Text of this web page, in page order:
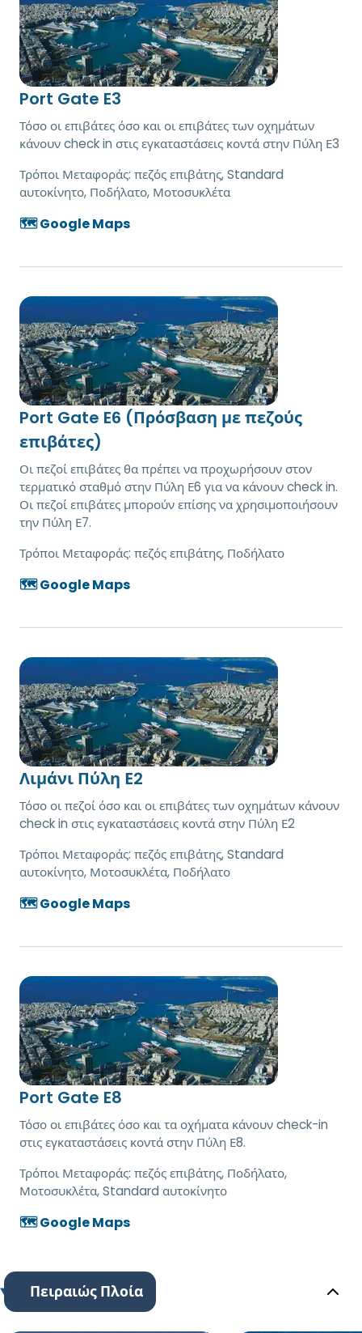
Port Gate E3
Τόσο οι επιβάτες όσο και οι επιβάτες των οχημάτων
κάνουν check in στις εγκαταστάσεις κοντά στην Πύλη Ε3
Τρόποι Μεταφοράς: πεζός επιβάτης, Standard
αυτοκίνητο, Ποδήλατο, Μοτοσυκλέτα
🗺️ Google Maps
Port Gate E6 (Πρόσβαση με πεζούς
επιβάτες)
Οι πεζοί επιβάτες θα πρέπει να προχωρήσουν στον
τερματικό σταθμό στην Πύλη Ε6 για να κάνουν check in.
Οι πεζοί επιβάτες μπορούν επίσης να χρησιμοποιήσουν
την Πύλη Ε7.
Τρόποι Μεταφοράς: πεζός επιβάτης, Ποδήλατο
🗺️ Google Maps
Λιμάνι Πύλη Ε2
Τόσο οι πεζοί όσο και οι επιβάτες των οχημάτων κάνουν
check in στις εγκαταστάσεις κοντά στην Πύλη Ε2
Τρόποι Μεταφοράς: πεζός επιβάτης, Standard
αυτοκίνητο, Μοτοσυκλέτα, Ποδήλατο
🗺️ Google Maps
Port Gate E8
Τόσο οι επιβάτες όσο και τα οχήματα κάνουν check-in
στις εγκαταστάσεις κοντά στην Πύλη Ε8.
Τρόποι Μεταφοράς: πεζός επιβάτης, Ποδήλατο,
Μοτοσυκλέτα, Standard αυτοκίνητο
🗺️ Google Maps
Πειραιώς Πλοία